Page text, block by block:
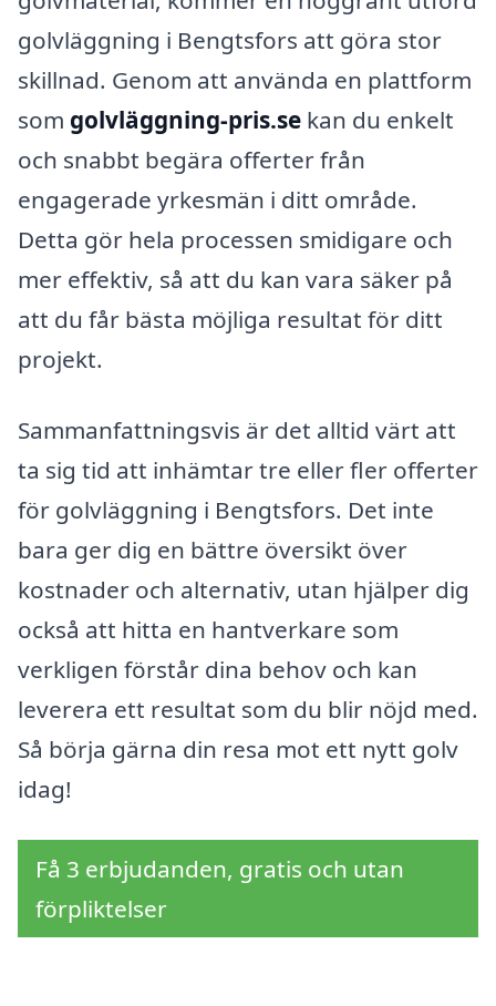
golvläggning i Bengtsfors att göra stor
skillnad. Genom att använda en plattform
som golvläggning-pris.se kan du enkelt
och snabbt begära offerter från
engagerade yrkesmän i ditt område.
Detta gör hela processen smidigare och
mer effektiv, så att du kan vara säker på
att du får bästa möjliga resultat för ditt
projekt.
Sammanfattningsvis är det alltid värt att
ta sig tid att inhämtar tre eller fler offerter
för golvläggning i Bengtsfors. Det inte
bara ger dig en bättre översikt över
kostnader och alternativ, utan hjälper dig
också att hitta en hantverkare som
verkligen förstår dina behov och kan
leverera ett resultat som du blir nöjd med.
Så börja gärna din resa mot ett nytt golv
idag!
Få 3 erbjudanden, gratis och utan
förpliktelser